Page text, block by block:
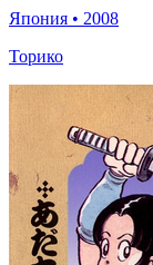
Япония • 2008
Торико